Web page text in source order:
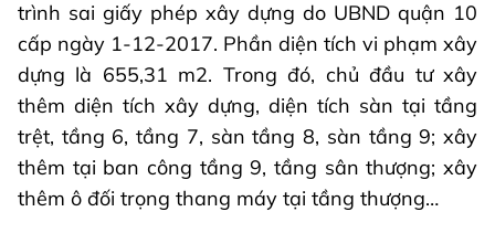
trình sai giấy phép xây dựng do UBND quận 10
cấp ngày 1-12-2017. Phần diện tích vi phạm xây
dựng là 655,31 m2. Trong đó, chủ đầu tư xây
thêm diện tích xây dựng, diện tích sàn tại tầng
trệt, tầng 6, tầng 7, sàn tầng 8, sàn tầng 9; xây
thêm tại ban công tầng 9, tầng sân thượng; xây
thêm ô đối trọng thang máy tại tầng thượng…